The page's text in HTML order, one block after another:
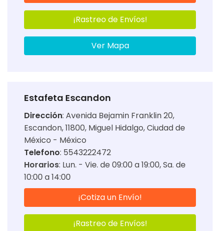
¡Rastreo de Envíos!
Ver Mapa
Estafeta Escandon
Dirección: Avenida Bejamin Franklin 20,
Escandon, 11800, Miguel Hidalgo, Ciudad de
México - México
Telefono: 5543222472
Horarios: Lun. - Vie. de 09:00 a 19:00 Sa. de
10:00 a 14:00
¡Cotiza un Envío!
¡Rastreo de Envíos!